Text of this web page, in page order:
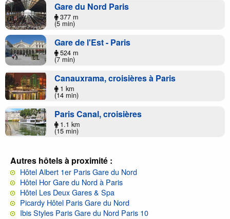
Gare du Nord Paris
377 m
(5 min)
Gare de l'Est - Paris
524 m
(7 min)
Canauxrama, croisières à Paris
1 km
(14 min)
Paris Canal, croisières
1.1 km
(15 min)
Autres hôtels à proximité :
Hôtel Albert 1er Paris Gare du Nord
Hôtel Hor Gare du Nord à Paris
Hôtel Les Deux Gares & Spa
Picardy Hôtel Paris Gare du Nord
Ibis Styles Paris Gare du Nord Paris 10